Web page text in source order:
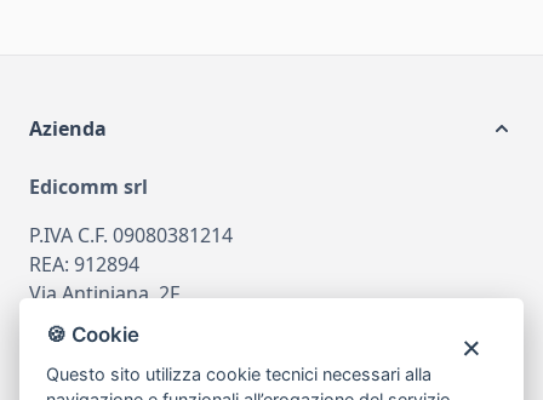
Azienda
Edicomm srl
P.IVA C.F. 09080381214
REA: 912894
Via Antiniana, 2F
80078 Pozzuoli
tel081.7515380
🍪 Cookie
Questo sito utilizza cookie tecnici necessari alla